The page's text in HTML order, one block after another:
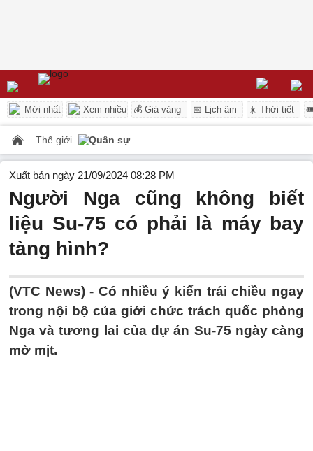
Mới nhất Xem nhiều 💰 Giá vàng 📅 Lịch âm ☀️ Thời tiết
Thế giới Quân sự
Xuất bản ngày 21/09/2024 08:28 PM
Người Nga cũng không biết
liệu Su-75 có phải là máy bay
tàng hình?
(VTC News) - Có nhiều ý kiến trái chiều ngay
trong nội bộ của giới chức trách quốc phòng
Nga và tương lai của dự án Su-75 ngày càng
mờ mịt.